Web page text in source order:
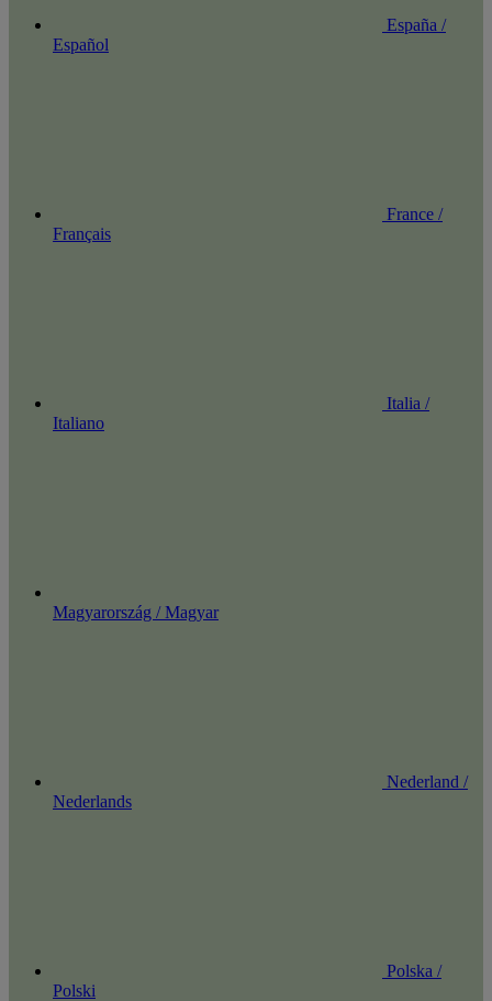
España /
Español
France /
Français
Italia /
Italiano
Magyarország / Magyar
Nederland /
Nederlands
Polska /
Polski